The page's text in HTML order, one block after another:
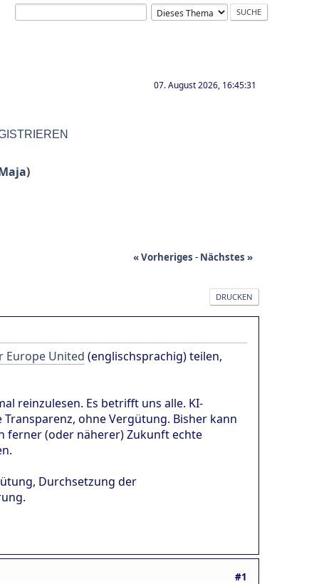
07. August 2026, 16:45:31
)
« Vorheriges - Nächstes »
DRUCKEN
Europe United (englischsprachig) teilen,
reinzulesen. Es betrifft uns alle. KI-
ohne Vergütung. Bisher kann
ferner (oder näherer) Zukunft echte
Durchsetzung der
#1